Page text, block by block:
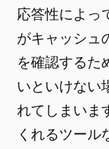
応答性によっ
がキャッシュ
を確認するた
いといけない
れてしまいま
くれるツール